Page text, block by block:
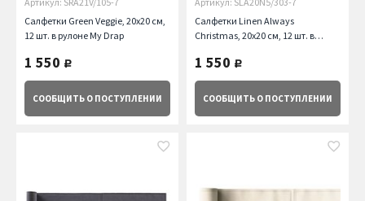
Салфетки Green Veggie, 20х20 см,
12 шт. в рулоне My Drap
1 550 руб.
СООБЩИТЬ О ПОСТУПЛЕНИИ
Салфетки Linen Always
Christmas, 20х20 см, 12 шт. в
1 550 руб.
СООБЩИТЬ О ПОСТУПЛЕНИИ